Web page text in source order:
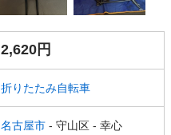
2,620円
折りたたみ自転車
名古屋市 - 守山区 - 幸心